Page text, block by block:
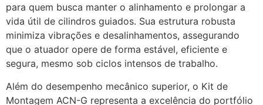
para quem busca manter o alinhamento e prolongar a
vida útil de cilindros guiados. Sua estrutura robusta
minimiza vibrações e desalinhamentos, assegurando
que o atuador opere de forma estável, eficiente e
segura, mesmo sob ciclos intensos de trabalho.
Além do desempenho mecânico superior, o Kit de
Montagem ACN-G representa a excelência do portfólio